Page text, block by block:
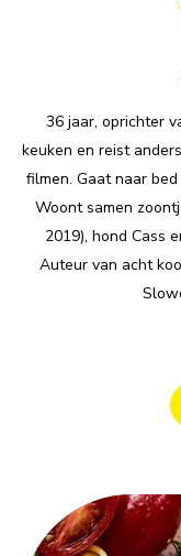
36 jaar, oprichter
keuken en reist
filmen. Gaat naar
Woont samen
2019), hond Cass
Auteur van acht